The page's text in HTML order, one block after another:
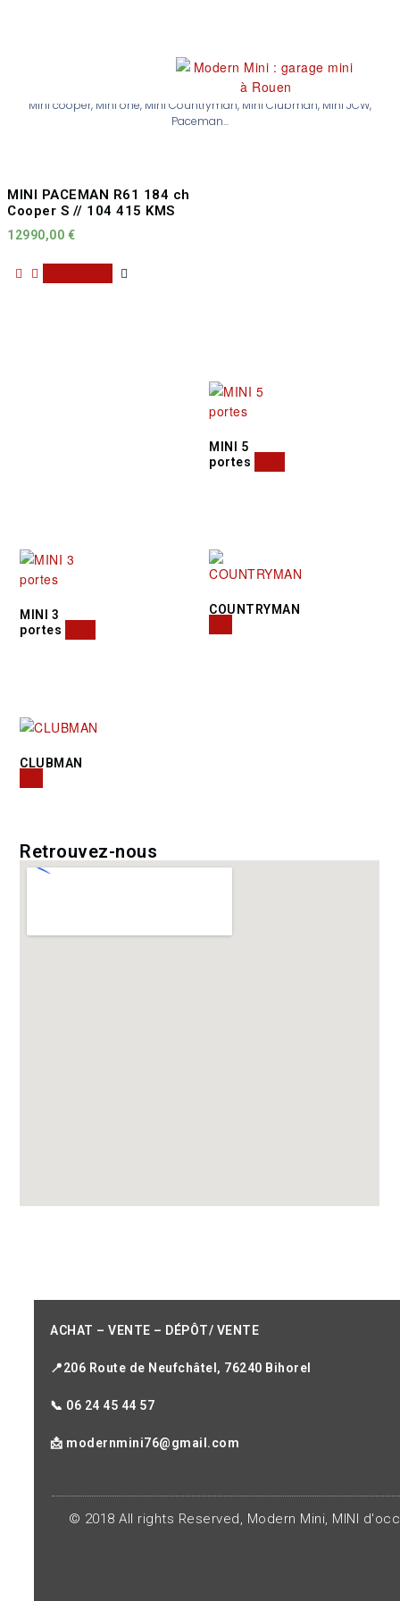
Nos occasions
Mini cooper, Mini one, Mini Countryman, Mini Clubman, Mini JCW,
Paceman...
MINI PACEMAN R61 184 ch
Cooper S // 104 415 KMS
12990,00 €
MINI 5
portes
MINI 3
portes
COUNTRYMAN
CLUBMAN
Retrouvez-nous
ACHAT – VENTE – DÉPÔT/ VENTE
📍206 Route de Neufchâtel, 76240 Bihorel
📞 06 24 45 44 57
📩 modernmini76@gmail.com
© 2018 All rights Reserved, Modern Mini, MINI